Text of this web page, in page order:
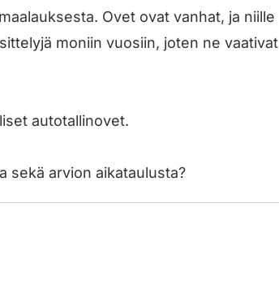
Ovet ovat vanhat, ja niille
moniin vuosiin, joten ne vaativat
autotallinovet.
sekä arvion aikataulusta?